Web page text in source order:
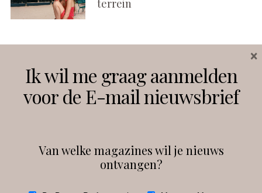
terrein
Instagram Facebook
debeautyprofessional
Ik wil me graag aanmelden
voor de E-mail nieuwsbrief
Van welke magazines wil je nieuws
ontvangen?
×